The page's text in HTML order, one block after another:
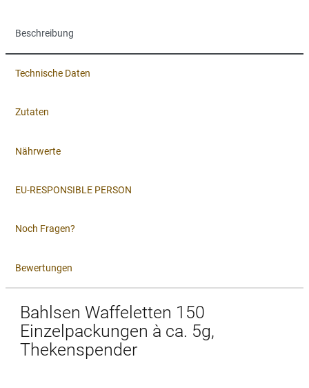
Beschreibung
Technische Daten
Zutaten
Nährwerte
EU-RESPONSIBLE PERSON
Noch Fragen?
Bewertungen
Bahlsen Waffeletten 150
Einzelpackungen à ca. 5g,
Thekenspender